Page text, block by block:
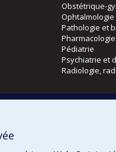
Obstétrique-
Ophtalmologie
Pathologie et
Pédiatrie
Psychiatrie et
Radiologie,